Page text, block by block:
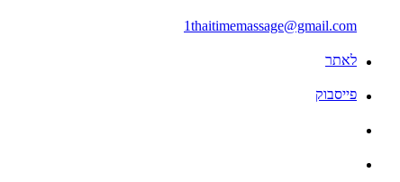
1thaitimemassage@gmail.com
לאתר
פייסבוק